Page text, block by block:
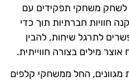
לשחק משחקי תפקידים עם
חוויות חברתיות תוך כדי
לתרגל שיחות, להבין
מילים בצורה חווייתית.
מגוונים, החל ממשחקי קלפים